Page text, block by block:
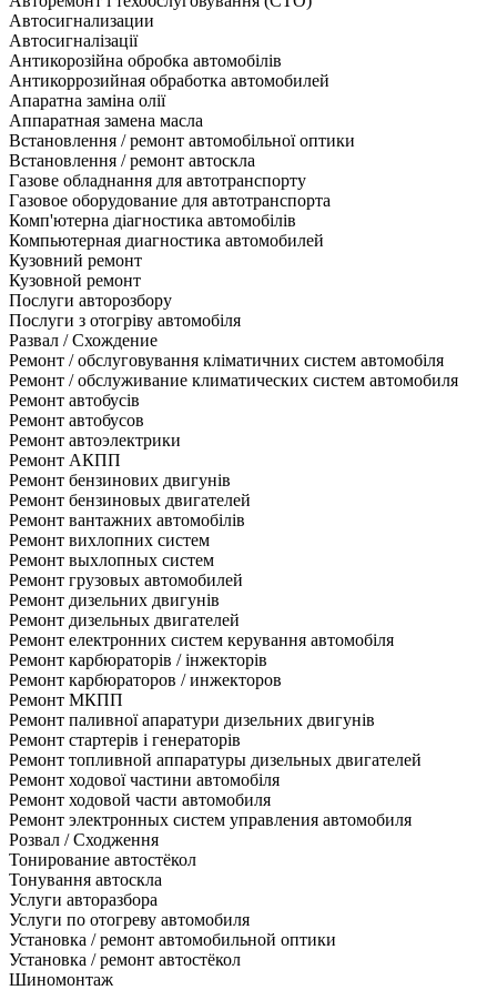
Автосигнализации
Автосигналізації
Антикорозійна обробка автомобілів
Антикоррозийная обработка автомобилей
Апаратна заміна олії
Аппаратная замена масла
Встановлення / ремонт автомобільної оптики
Встановлення / ремонт автоскла
Газове обладнання для автотранспорту
Газовое оборудование для автотранспорта
Комп'ютерна діагностика автомобілів
Компьютерная диагностика автомобилей
Кузовний ремонт
Кузовной ремонт
Послуги авторозбору
Послуги з отогріву автомобіля
Развал / Схождение
Ремонт / обслуговування кліматичних систем автомобіля
Ремонт / обслуживание климатических систем автомобиля
Ремонт автобусів
Ремонт автобусов
Ремонт автоэлектрики
Ремонт АКПП
Ремонт бензинових двигунів
Ремонт бензиновых двигателей
Ремонт вантажних автомобілів
Ремонт вихлопних систем
Ремонт выхлопных систем
Ремонт грузовых автомобилей
Ремонт дизельних двигунів
Ремонт дизельных двигателей
Ремонт електронних систем керування автомобіля
Ремонт карбюраторів / інжекторів
Ремонт карбюраторов / инжекторов
Ремонт МКПП
Ремонт паливної апаратури дизельних двигунів
Ремонт стартерів і генераторів
Ремонт топливной аппаратуры дизельных двигателей
Ремонт ходової частини автомобіля
Ремонт ходовой части автомобиля
Ремонт электронных систем управления автомобиля
Розвал / Сходження
Тонирование автостёкол
Тонування автоскла
Услуги авторазбора
Услуги по отогреву автомобиля
Установка / ремонт автомобильной оптики
Установка / ремонт автостёкол
Шиномонтаж